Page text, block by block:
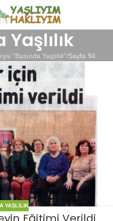
Yaşlılık
"Basında Yaşlılık" Sayfa 94
YAŞLILIK